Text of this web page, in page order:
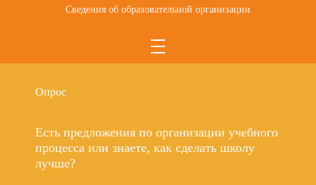
Сведения об образовательной организации
Опрос
Есть предложения по организации учебного
процесса или знаете, как сделать школу
лучше?